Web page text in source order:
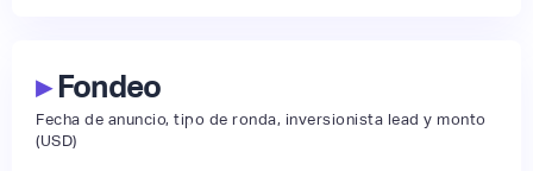
▸Fondeo
Fecha de anuncio, tipo de ronda, inversionista lead y monto
(USD)